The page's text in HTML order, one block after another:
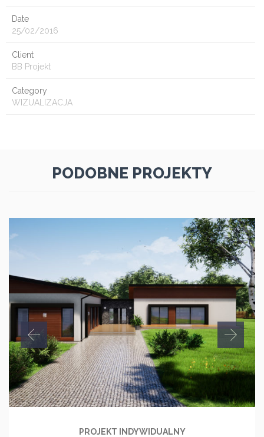
Date
25/02/2016
Client
BB Projekt
Category
WIZUALIZACJA
PODOBNE PROJEKTY
PROJEKT INDYWIDUALNY